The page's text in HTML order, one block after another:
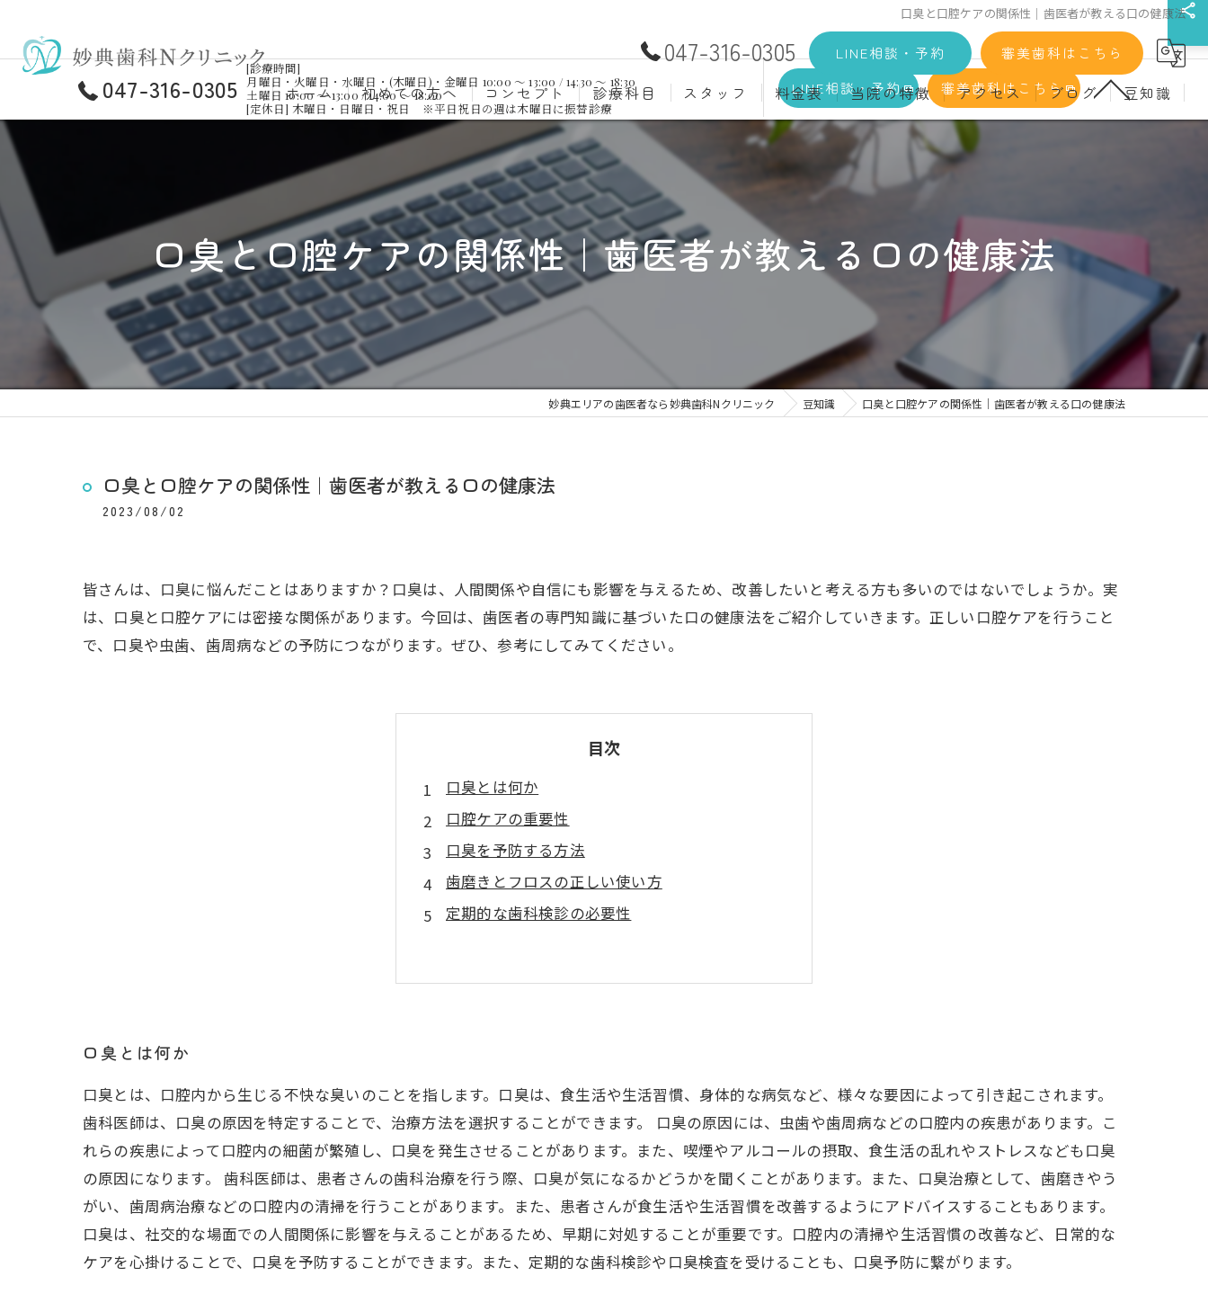
口臭と口腔ケアの関係性｜歯医者が教える口の健康法
047-316-0305 LINE相談・予約 審美歯科はこちら
ホーム 初めての方へ コンセプト 診療科目
むし歯治療 予防歯科
小児歯科 入れ歯(義歯)
口腔外科 歯周病治療
ホワイトニング 歯科検診
親知らず
大人の矯正 子どもの矯正
スタッフ 料金表
材料詳細
自費診療料金
当院の特徴
マウスピース矯正
インプラント
施設基準
アクセス ブログ 豆知識
口臭と口腔ケアの関係性｜歯医者が教える口の健康法
妙典エリアの歯医者なら妙典歯科Nクリニック 豆知識 口臭と口腔ケアの関係性｜歯医者が教える口の健康法
口臭と口腔ケアの関係性｜歯医者が教える口の健康法
2023/08/02
皆さんは、口臭に悩んだことはありますか？口臭は、人間関係や自信にも影響を与えるため、改善したいと考える方も多いのではないでしょうか。実
は、口臭と口腔ケアには密接な関係があります。今回は、歯医者の専門知識に基づいた口の健康法をご紹介していきます。正しい口腔ケアを行うこと
で、口臭や虫歯、歯周病などの予防につながります。ぜひ、参考にしてみてください。
目次
口臭とは何か
口腔ケアの重要性
口臭を予防する方法
歯磨きとフロスの正しい使い方
定期的な歯科検診の必要性
口臭とは何か
口臭とは、口腔内から生じる不快な臭いのことを指します。口臭は、食生活や生活習慣、身体的な病気など、様々な要因によって引き起こされます。
歯科医師は、口臭の原因を特定することで、治療方法を選択することができます。 口臭の原因には、虫歯や歯周病などの口腔内の疾患があります。こ
れらの疾患によって口腔内の細菌が繁殖し、口臭を発生させることがあります。また、喫煙やアルコールの摂取、食生活の乱れやストレスなども口臭
の原因になります。 歯科医師は、患者さんの歯科治療を行う際、口臭が気になるかどうかを聞くことがあります。また、口臭治療として、歯磨きやう
がい、歯周病治療などの口腔内の清掃を行うことがあります。また、患者さんが食生活や生活習慣を改善するようにアドバイスすることもあります。
口臭は、社交的な場面での人間関係に影響を与えることがあるため、早期に対処することが重要です。口腔内の清掃や生活習慣の改善など、日常的な
ケアを心掛けることで、口臭を予防することができます。また、定期的な歯科検診や口臭検査を受けることも、口臭予防に繋がります。
047-316-0305
[診療時間]
月曜日・火曜日・水曜日・(木曜日)・金曜日 10:00 ～ 13:00 / 14:30 ～ 18:30
土曜日 10:00 ～ 13:00 / 14:00 ～ 18:00
[定休日] 木曜日・日曜日・祝日 ※平日祝日の週は木曜日に振替診療
LINE相談・予約 審美歯科はこちら